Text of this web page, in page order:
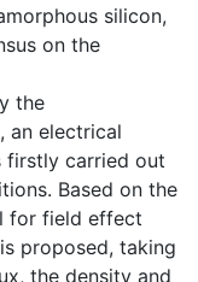
silicon,
on the
the
an electrical
firstly carried out
Based on the
for field effect
proposed, taking
the density and